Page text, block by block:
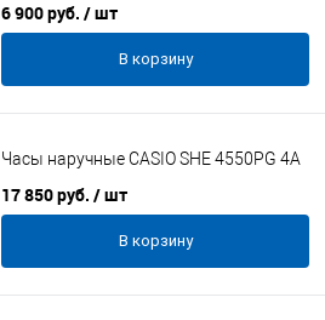
6 900 руб. / шт
В корзину
Часы наручные CASIO SHE 4550PG 4A
17 850 руб. / шт
В корзину